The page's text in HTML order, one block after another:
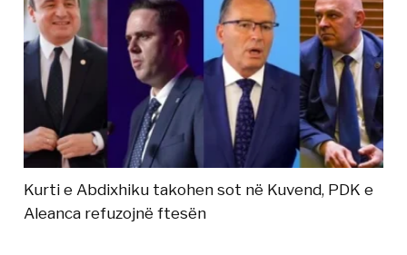
Kurti e Abdixhiku takohen sot në Kuvend, PDK e
Aleanca refuzojnë ftesën